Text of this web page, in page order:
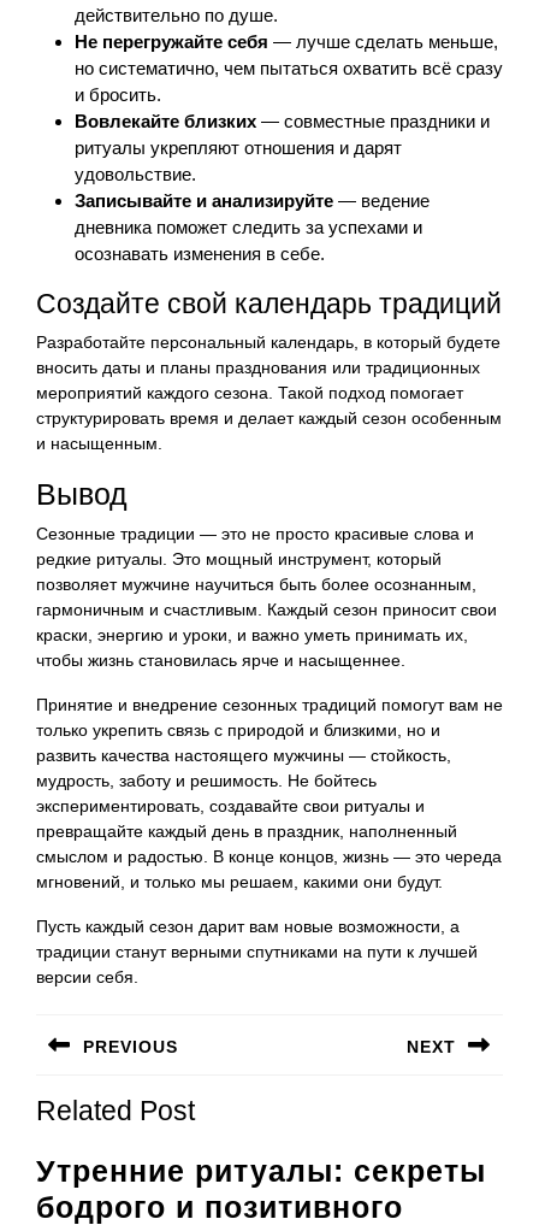
действительно по душе.
Не перегружайте себя — лучше сделать меньше,
но систематично, чем пытаться охватить всё сразу
и бросить.
Вовлекайте близких — совместные праздники и
ритуалы укрепляют отношения и дарят
удовольствие.
Записывайте и анализируйте — ведение
дневника поможет следить за успехами и
осознавать изменения в себе.
Создайте свой календарь традиций
Разработайте персональный календарь, в который будете
вносить даты и планы празднования или традиционных
мероприятий каждого сезона. Такой подход помогает
структурировать время и делает каждый сезон особенным
и насыщенным.
Вывод
Сезонные традиции — это не просто красивые слова и
редкие ритуалы. Это мощный инструмент, который
позволяет мужчине научиться быть более осознанным,
гармоничным и счастливым. Каждый сезон приносит свои
краски, энергию и уроки, и важно уметь принимать их,
чтобы жизнь становилась ярче и насыщеннее.
Принятие и внедрение сезонных традиций помогут вам не
только укрепить связь с природой и близкими, но и
развить качества настоящего мужчины — стойкость,
мудрость, заботу и решимость. Не бойтесь
экспериментировать, создавайте свои ритуалы и
превращайте каждый день в праздник, наполненный
смыслом и радостью. В конце концов, жизнь — это череда
мгновений, и только мы решаем, какими они будут.
Пусть каждый сезон дарит вам новые возможности, а
традиции станут верными спутниками на пути к лучшей
версии себя.
по
записям
PREVIOUS
запись:
NEXT
Related Post
Утренние ритуалы: секреты
бодрого и позитивного